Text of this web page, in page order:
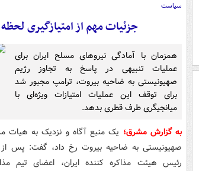
سیاست
جزئیات مهم از امتیازگیری
همزمان با آمادگی نیروهای مسلح ایران برای
عملیات تنبیهی در پاسخ به تجاوز رژیم
صهیونیستی به ضاحیه بیروت، ترامپ مجبور شد
برای توقف این عملیات امتیازات ویژه‌ای با
میانجیگری طرف قطری بدهد.
به گزارش مشرق؛ یک منبع آگاه و نزدیک به هیات
صهیونیستی به ضاحیه بیروت رخ داد، گفت: پس
رئیس هیئت مذاکره کننده ایران، اعضای تیم